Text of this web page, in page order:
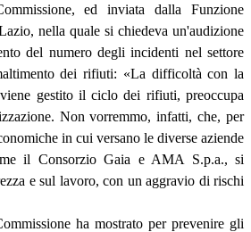
ed inviata dalla Funzione
nella quale si chiedeva un'audizione
del numero degli incidenti nel settore
dei rifiuti: «La difficoltà con la
gestito il ciclo dei rifiuti, preoccupa
Non vorremmo, infatti, che, per
in cui versano le diverse aziende
il Consorzio Gaia e AMA S.p.a., si
e sul lavoro, con un aggravio di rischi
ha mostrato per prevenire gli